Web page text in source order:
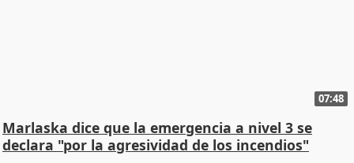
07:48
Marlaska dice que la emergencia a nivel 3 se
declara "por la agresividad de los incendios"